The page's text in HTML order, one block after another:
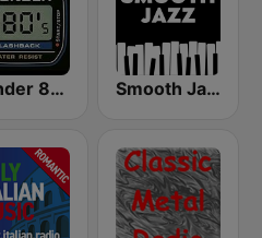
Wonder 80's Smooth Jazz - Groov